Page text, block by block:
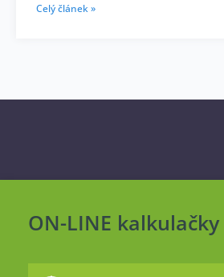
Celý článek »
ON-LINE kalkulačky